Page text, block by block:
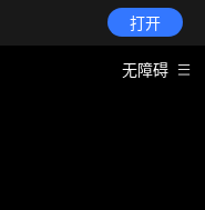
打开
无障碍